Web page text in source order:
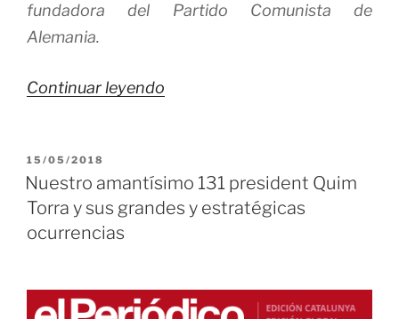
fundadora del Partido Comunista de
Alemania.
Continuar leyendo
por
ser
PUBLICADO
EL
15/05/2018
Nuestro amantísimo 131 president Quim
Torra y sus grandes y estratégicas
ocurrencias